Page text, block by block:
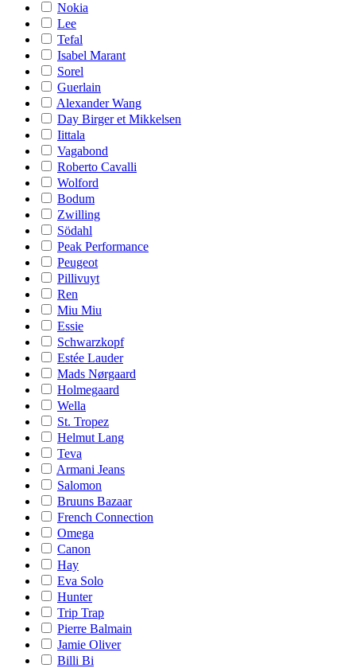
Nokia
Lee
Tefal
Isabel Marant
Sorel
Guerlain
Alexander Wang
Day Birger et Mikkelsen
Iittala
Vagabond
Roberto Cavalli
Wolford
Bodum
Zwilling
Södahl
Peak Performance
Peugeot
Pillivuyt
Ren
Miu Miu
Essie
Schwarzkopf
Estée Lauder
Mads Nørgaard
Holmegaard
Wella
St. Tropez
Helmut Lang
Teva
Armani Jeans
Salomon
Bruuns Bazaar
French Connection
Omega
Canon
Hay
Eva Solo
Hunter
Trip Trap
Pierre Balmain
Jamie Oliver
Billi Bi